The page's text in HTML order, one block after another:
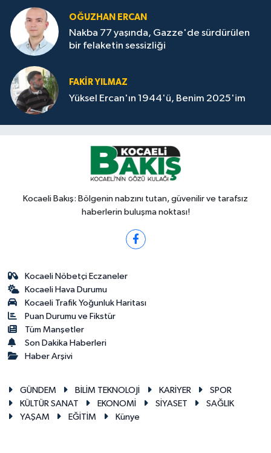
OĞUZHAN ERCAN
Nakba 77 yaşında, Gazze'de sürdürülen
bir felaketin sessizliği
FAKİR YILMAZ
Yüksel Ercan'ın 1944'ü, Benim 2025'im
Kocaeli Bakış: Bölgenin nabzını tutan, güvenilir ve tarafsız
haberlerin buluşma noktası!
Kocaeli Nöbetçi Eczaneler
Kocaeli Hava Durumu
Kocaeli Trafik Yoğunluk Haritası
Puan Durumu ve Fikstür
Tüm Manşetler
Son Dakika Haberleri
Haber Arşivi
GÜNDEM BİLİM TEKNOLOJİ KARİYER
SPOR
KÜLTÜR SANAT
EKONOMİ SİYASET
SAĞLIK
YAŞAM
EĞİTİM Künye